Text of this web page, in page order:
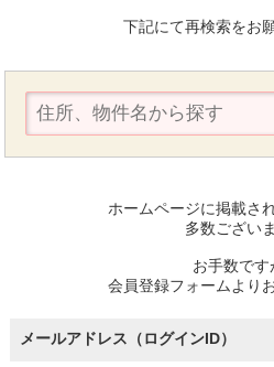
下記にて再検索をお
ホームページに掲載さ
多数ござい
お手数です
会員登録フォームより
メールアドレス（ログインID）